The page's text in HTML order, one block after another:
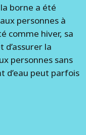
borne a été
personnes à
comme hiver, sa
la
personnes sans
d’eau peut parfois